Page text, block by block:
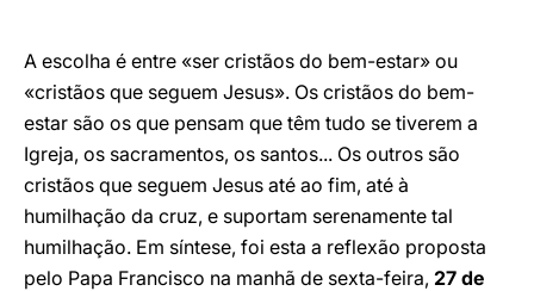
A escolha é entre «ser cristãos do bem-estar» ou
«cristãos que seguem Jesus». Os cristãos do bem-
estar são os que pensam que têm tudo se tiverem a
Igreja, os sacramentos, os santos... Os outros são
cristãos que seguem Jesus até ao fim, até à
humilhação da cruz, e suportam serenamente tal
humilhação. Em síntese, foi esta a reflexão proposta
pelo Papa Francisco na manhã de sexta-feira, 27 de